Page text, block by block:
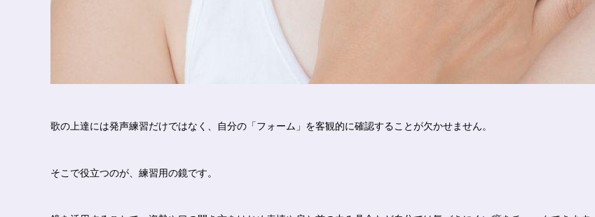
歌の上達には発声練習だけではなく、自分の「フォーム」を客観的に確認することが欠かせません。
そこで役立つのが、練習用の鏡です。